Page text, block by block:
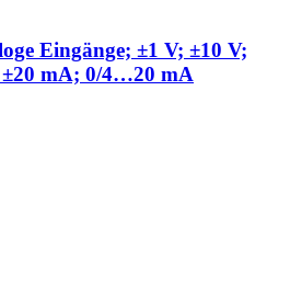
Eingänge; ±1 V; ±10 V;
mA; 0/4…20 mA